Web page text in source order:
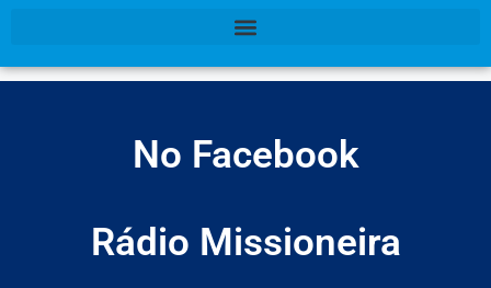
No Facebook
Rádio Missioneira